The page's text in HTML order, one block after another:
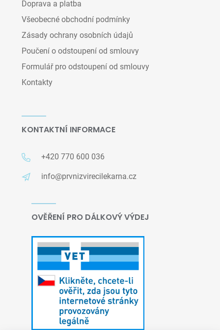
Doprava a platba
Všeobecné obchodní podmínky
Zásady ochrany osobních údajů
Poučení o odstoupení od smlouvy
Formulář pro odstoupení od smlouvy
Kontakty
KONTAKTNÍ INFORMACE
+420 770 600 036
info@prvnizvirecilekarna.cz
OVĚŘENÍ PRO DÁLKOVÝ VÝDEJ